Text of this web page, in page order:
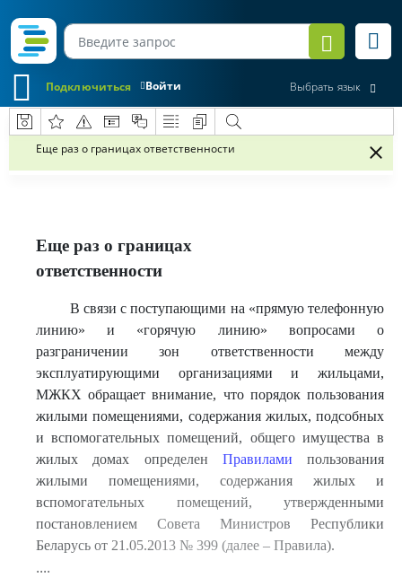
Войти
Подключиться Выбрать язык
Еще раз о границах ответственности
Еще раз о границах
ответственности
В связи с поступающими на «прямую телефонную
линию» и «горячую линию» вопросами о
разграничении зон ответственности между
эксплуатирующими организациями и жильцами,
МЖКХ обращает внимание, что порядок пользования
жилыми помещениями, содержания жилых, подсобных
и вспомогательных помещений, общего имущества в
жилых домах определен Правилами пользования
жилыми помещениями, содержания жилых и
вспомогательных помещений, утвержденными
постановлением Совета Министров Республики
Беларусь от 21.05.2013 № 399 (далее – Правила).
....